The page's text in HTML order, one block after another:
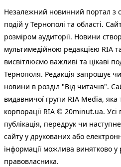
Незалежний новинний портал з
подій у Тернополі та області.
розміром аудиторії. Новини
мультимедійною редакцією RIA
висвітлюємо важливі та цікаві
Тернополя. Редакція запрошує
новини в розділ "Від читачів".
видавничої групи RIA Media,
корпорації RIA © 20minut.ua.
публiкацiя, передрук чи
сайту у друкованих або
інформації можлива винятково у
правовласника.